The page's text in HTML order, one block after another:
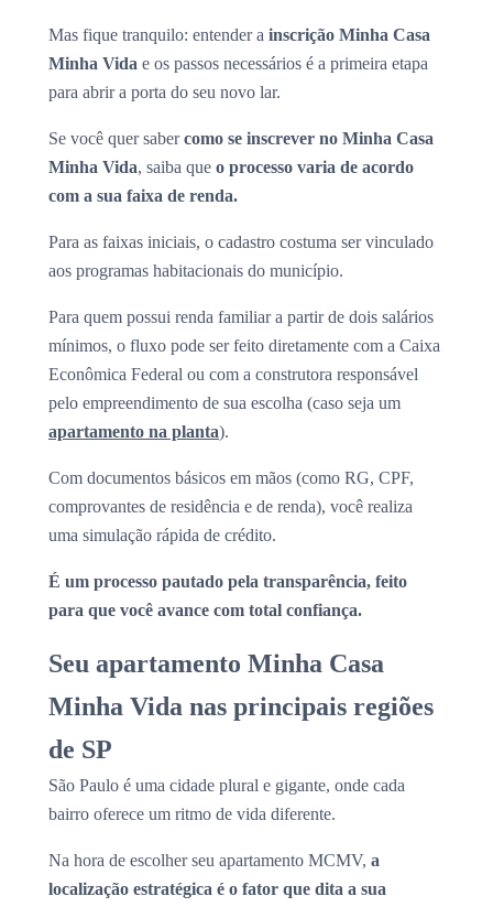
Mas fique tranquilo: entender a inscrição Minha Casa
Minha Vida e os passos necessários é a primeira etapa
para abrir a porta do seu novo lar.
Se você quer sabercomo se inscrever no Minha Casa
Minha Vida, saiba que o processo varia de acordo
com a sua faixa de renda.
Para as faixas iniciais, o cadastro costuma ser vinculado
aos programas habitacionais do município.
Para quem possui renda familiar a partir de dois salários
mínimos, o fluxo pode ser feito diretamente com a Caixa
Econômica Federal ou com a construtora responsável
pelo empreendimento de sua escolha (caso seja um
apartamento na planta).
Com documentos básicos em mãos (como RG, CPF,
comprovantes de residência e de renda), você realiza
uma simulação rápida de crédito.
É um processo pautado pela transparência, feito
para que você avance com total confiança.
Seu apartamento Minha Casa
Minha Vida nas principais regiões
de SP
São Paulo é uma cidade plural e gigante, onde cada
bairro oferece um ritmo de vida diferente.
Na hora de escolher seu apartamento MCMV, a
localização estratégica é o fator que dita a sua